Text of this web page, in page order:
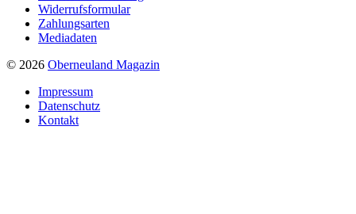
Widerrufsformular
Zahlungsarten
Mediadaten
© 2026 Oberneuland Magazin
Impressum
Datenschutz
Kontakt